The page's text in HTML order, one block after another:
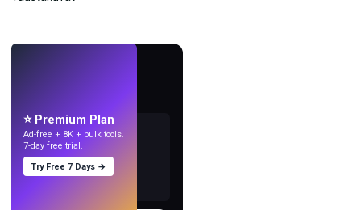
⭐ Premium Plan
Ad-free + 8K + bulk tools.
7-day free trial.
Try Free 7 Days →